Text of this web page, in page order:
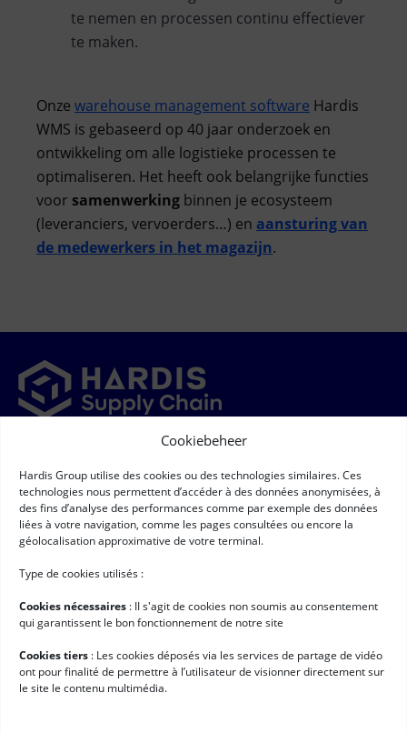
Cookiebeheer
Hardis Group utilise des cookies ou des technologies similaires. Ces
technologies nous permettent d’accéder à des données anonymisées, à
des fins d’analyse des performances comme par exemple des données
liées à votre navigation, comme les pages consultées ou encore la
géolocalisation approximative de votre terminal.
Type de cookies utilisés :
Cookies nécessaires : II s'agit de cookies non soumis au consentement
qui garantissent le bon fonctionnement de notre site
Cookies tiers : Les cookies déposés via les services de partage de vidéo
ont pour finalité de permettre à l’utilisateur de visionner directement sur
le site le contenu multimédia.
te nemen en processen continu effectiever
te maken.
Onze warehouse management software Hardis
WMS is gebaseerd op 40 jaar onderzoek en
ontwikkeling om alle logistieke processen te
optimaliseren. Het heeft ook belangrijke functies
voor samenwerking binnen je ecosysteem
(leveranciers, vervoerders…) en aansturing van
de medewerkers in het magazijn.
Newsletter(Required)
RGPD(Required)
Ik ga ermee akkoord dat mijn persoonsgegevens worden
verzameld en verwerkt volgens de voorwaarden die staan
beschreven onder
"Bescherming van persoonsgegevens"*
Handige links
Services voor Hardis
Nieuws